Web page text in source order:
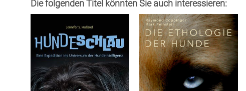
Die folgenden Titel könnten Sie auch interessieren: